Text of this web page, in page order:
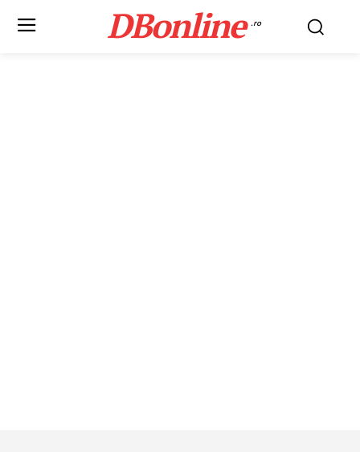
DBonline .ro